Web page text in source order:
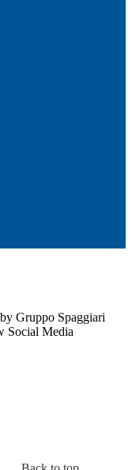
Gruppo Spaggiari
Social Media